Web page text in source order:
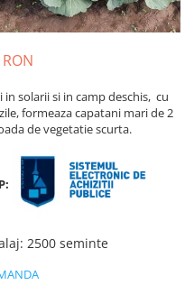
solarii si in camp deschis, cu
formeaza capatani mari de 2
de vegetatie scurta.
: 2500 seminte